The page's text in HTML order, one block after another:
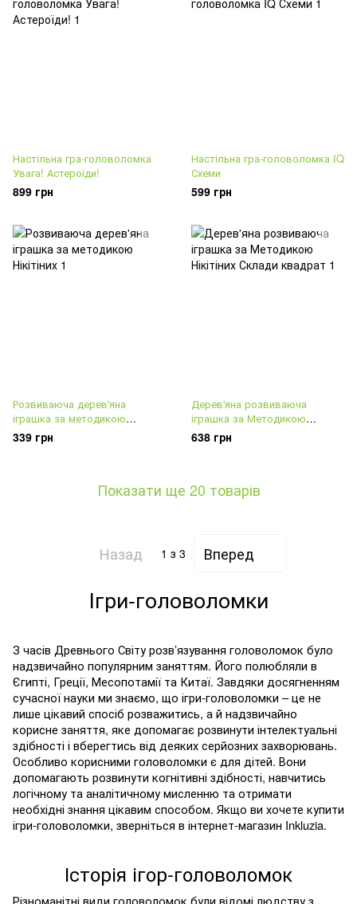
Настільна гра-головоломка
Увага! Астероїди!
899 грн
Настільна гра-головоломка IQ
Схеми
599 грн
Розвиваюча дерев'яна
іграшка за методикою
Нікітіних
339 грн
Дерев'яна розвиваюча
іграшка за Методикою
Нікітіних Склади квадрат
638 грн
Показати ще 20 товарів
Назад 1 з 3 Вперед
Ігри-головоломки
З часів Древнього Світу розв’язування головоломок було
надзвичайно популярним заняттям. Його полюбляли в
Єгипті, Греції, Месопотамії та Китаї. Завдяки досягненням
сучасної науки ми знаємо, що ігри-головоломки – це не
лише цікавий спосіб розважитись, а й надзвичайно
корисне заняття, яке допомагає розвинути інтелектуальні
здібності і вберегтись від деяких серйозних захворювань.
Особливо корисними головоломки є для дітей. Вони
допомагають розвинути когнітивні здібності, навчитись
логічному та аналітичному мисленню та отримати
необхідні знання цікавим способом. Якщо ви хочете купити
ігри-головоломки, зверніться в інтернет-магазин Inkluzia.
Історія ігор-головоломок
Різноманітні види головоломок були відомі людству з